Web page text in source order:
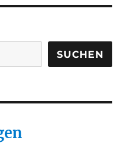
und
ZDF
nur
SUCHEN